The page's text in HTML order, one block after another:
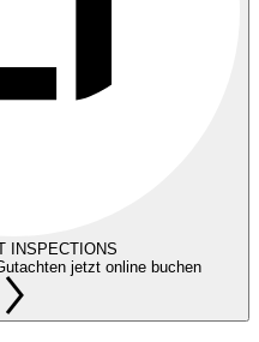
INSPECTIONS
jetzt online buchen